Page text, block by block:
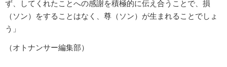
ず、してくれたことへの感謝を積極的に伝え合うことで、損
（ソン）をすることはなく、尊（ソン）が生まれることでしょ
う」
（オトナンサー編集部）